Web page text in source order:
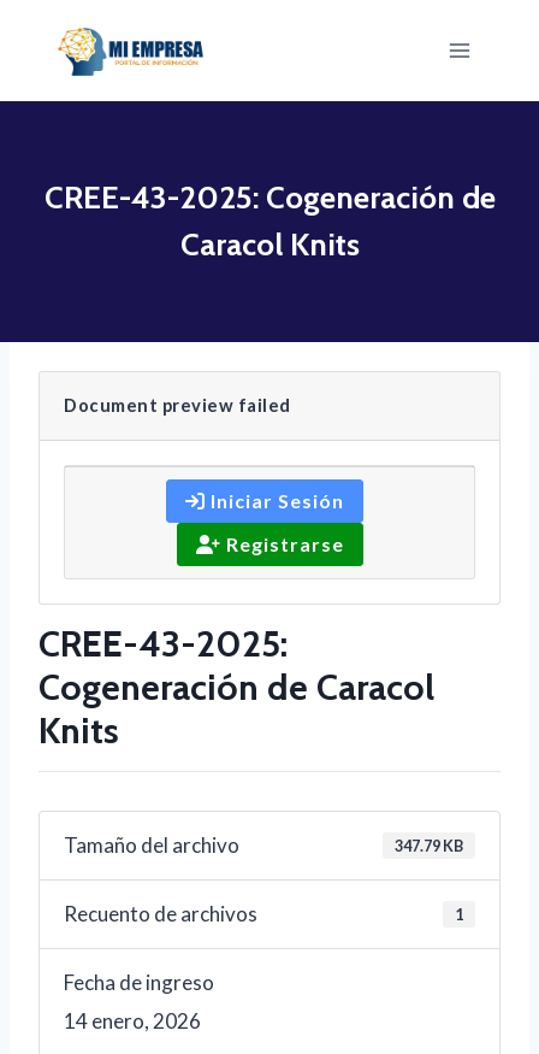
CREE-43-2025: Cogeneración de
Caracol Knits
Document preview failed
Iniciar Sesión
Registrarse
CREE-43-2025:
Cogeneración de Caracol
Knits
Tamaño del archivo 347.79 KB
Recuento de archivos 1
Fecha de ingreso
14 enero, 2026